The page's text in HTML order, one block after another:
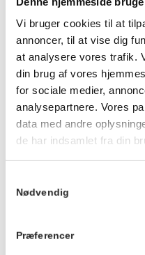
Vi bruger cookies til at
annoncer, til at vise dig
at analysere vores trafik.
din brug af vores
for sociale medier,
analysepartnere. Vores
data med andre
de har indsamlet fra din
Nødvendig
Præferencer
Vi byder på en kop kaffe og
Info
Dato:
19. maj 2025
Tidspunkt:
10:00 - 12:00
Strikke Café
Gratis